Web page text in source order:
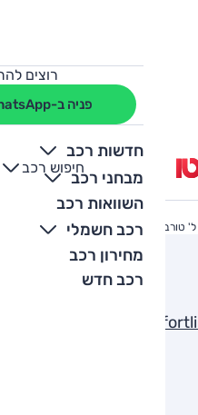
רוצים
פניה ב-WhatsApp
חדשות רכב
מבחני רכב
השוואות רכב
רכב חשמלי
מחירון רכב
רכב חדש
חיפוש רכב
+
-